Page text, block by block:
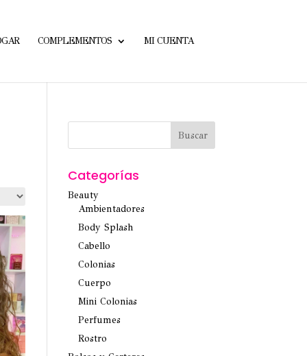
COMPLEMENTOS MI CUENTA
Categorías
Beauty
Ambientadores
Body Splash
Cabello
Colonias
Cuerpo
Mini Colonias
Perfumes
Rostro